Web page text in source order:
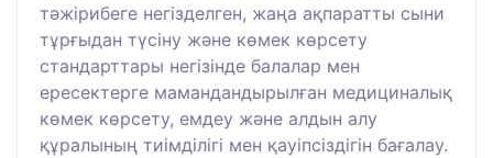
тәжірибеге негізделген, жаңа ақпаратты сыни
тұрғыдан түсіну және көмек көрсету
стандарттары негізінде балалар мен
ересектерге мамандандырылған медициналық
көмек көрсету, емдеу және алдын алу
құралының тиімділігі мен қауіпсіздігін бағалау.